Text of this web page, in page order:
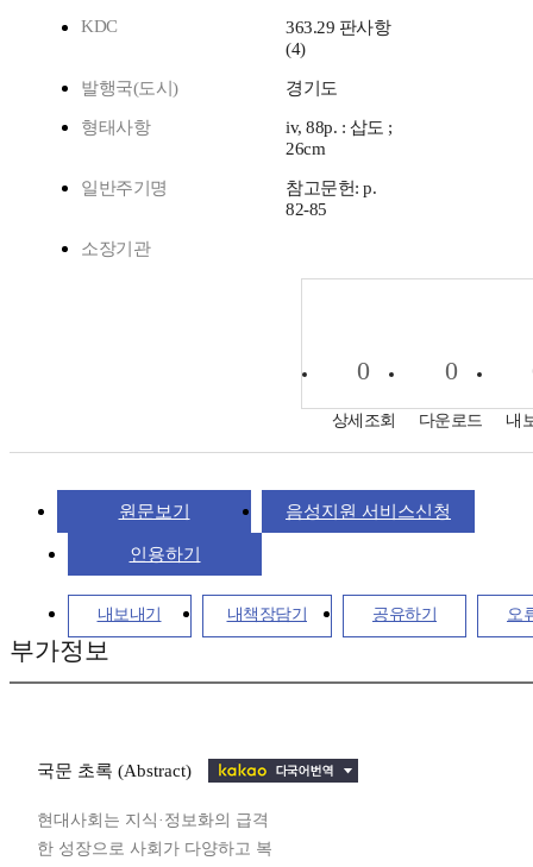
KDC
363.29 판사항
(4)
발행국(도시) 경기도
형태사항
iv, 88p. : 삽도 ;
26cm
일반주기명
참고문헌: p.
82-85
소장기관
0
상세조회
0
다운로드 내
원문보기 음성지원 서비스신청
인용하기
내보내기 내책장담기 공유하기 오
부가정보
국문 초록 (Abstract)
현대사회는 지식·정보화의 급격
한 성장으로 사회가 다양하고 복